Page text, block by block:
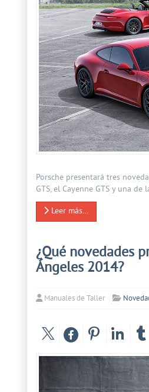
Porsche presentará tres
GTS, el Cayenne GTS y una
Leer más…
¿Qué novedades
Ángeles 2014?
Manuales de Taller